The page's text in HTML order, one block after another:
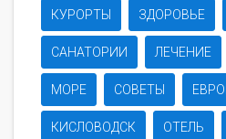
КУРОРТЫ ЗДОРОВЬЕ
САНАТОРИИ ЛЕЧЕНИЕ
МОРЕ СОВЕТЫ
КИСЛОВОДСК ОТЕЛЬ